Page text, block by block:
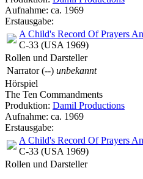
Aufnahme: ca. 1969
Erstausgabe:
A Child's Record Of Prayers
C-33 (USA 1969)
Rollen und Darsteller
Narrator (--) unbekannt
Hörspiel
The Ten Commandments
Produktion: Damil Productions
Aufnahme: ca. 1969
Erstausgabe:
A Child's Record Of Prayers
C-33 (USA 1969)
Rollen und Darsteller